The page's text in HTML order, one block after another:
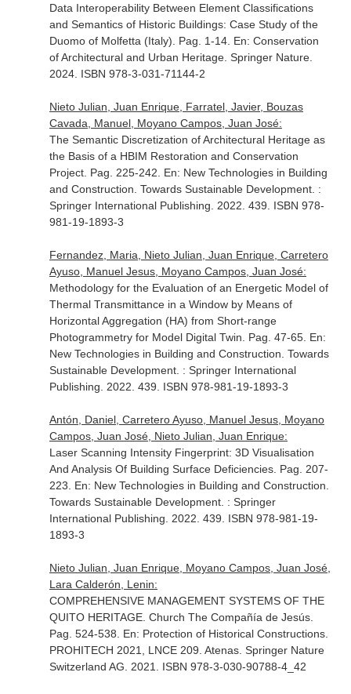
Data Interoperability Between Element Classifications
and Semantics of Historic Buildings: Case Study of the
Duomo of Molfetta (Italy). Pag. 1-14. En: Conservation
of Architectural and Urban Heritage. Springer Nature.
2024. ISBN 978-3-031-71144-2
Nieto Julian, Juan Enrique, Farratel, Javier, Bouzas
Cavada, Manuel, Moyano Campos, Juan José:
The Semantic Discretization of Architectural Heritage as
the Basis of a HBIM Restoration and Conservation
Project. Pag. 225-242. En: New Technologies in Building
and Construction. Towards Sustainable Development. :
Springer International Publishing. 2022. 439. ISBN 978-
981-19-1893-3
Fernandez, Maria, Nieto Julian, Juan Enrique, Carretero
Ayuso, Manuel Jesus, Moyano Campos, Juan José:
Methodology for the Evaluation of an Energetic Model of
Thermal Transmittance in a Window by Means of
Horizontal Aggregation (HA) from Short-range
Photogrammetry for Model Digital Twin. Pag. 47-65. En:
New Technologies in Building and Construction. Towards
Sustainable Development. : Springer International
Publishing. 2022. 439. ISBN 978-981-19-1893-3
Antón, Daniel, Carretero Ayuso, Manuel Jesus, Moyano
Campos, Juan José, Nieto Julian, Juan Enrique:
Laser Scanning Intensity Fingerprint: 3D Visualisation
And Analysis Of Building Surface Deficiencies. Pag. 207-
223. En: New Technologies in Building and Construction.
Towards Sustainable Development. : Springer
International Publishing. 2022. 439. ISBN 978-981-19-
1893-3
Nieto Julian, Juan Enrique, Moyano Campos, Juan José,
Lara Calderón, Lenin:
COMPREHENSIVE MANAGEMENT SYSTEMS OF THE
QUITO HERITAGE. Church The Compañía de Jesús.
Pag. 524-538. En: Protection of Historical Constructions.
PROHITECH 2021, LNCE 209 . Atenas. Springer Nature
Switzerland AG. 2021. ISBN 978-3-030-90788-4_42